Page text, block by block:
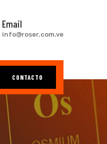
Email
info@roser.com.ve
CONTACTO